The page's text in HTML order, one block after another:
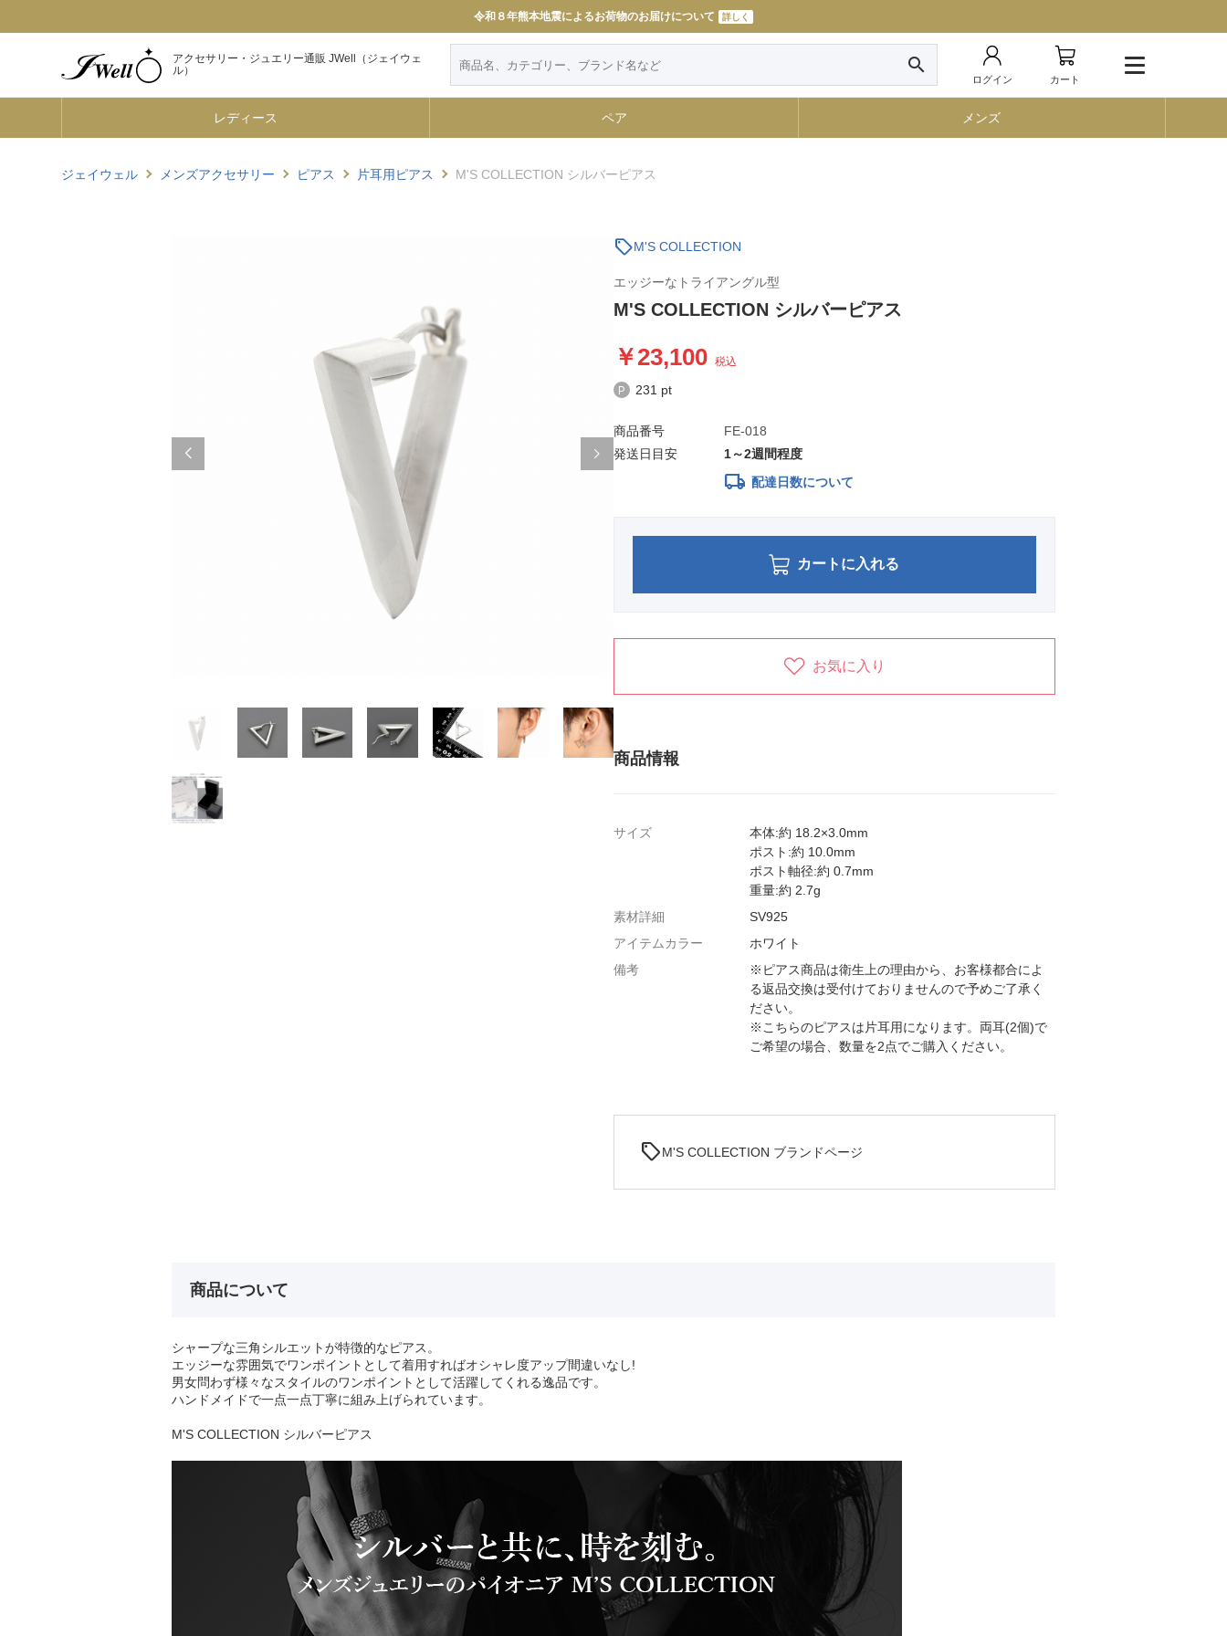
令和８年熊本地震によるお荷物のお届けについて 詳しく
アクセサリー・ジュエリー通販 JWell（ジェイウェ
ル）
search
ログイン カート
レディース ペア メンズ
ジェイウェル メンズアクセサリー ピアス 片耳用ピアス M'S COLLECTION シルバーピアス
sellM'S COLLECTION
エッジーなトライアングル型
M'S COLLECTION シルバーピアス
23,100 税込
231 pt
商品番号
FE-018
発送日目安
1～2週間程度
local_shipping 配達日数について
カートに入れる
お気に入り
商品情報
サイズ
本体:約 18.2×3.0mm
ポスト:約 10.0mm
ポスト軸径:約 0.7mm
重量:約 2.7g
素材詳細
SV925
アイテムカラー
ホワイト
備考
※ピアス商品は衛生上の理由から、お客様都合によ
る返品交換は受付けておりませんので予めご了承く
ださい。
※こちらのピアスは片耳用になります。両耳(2個)で
ご希望の場合、数量を2点でご購入ください。
sellM'S COLLECTION ブランドページ
商品について
シャープな三角シルエットが特徴的なピアス。
エッジーな雰囲気でワンポイントとして着用すればオシャレ度アップ間違いなし!
男女問わず様々なスタイルのワンポイントとして活躍してくれる逸品です。
ハンドメイドで一点一点丁寧に組み上げられています。
M'S COLLECTION シルバーピアス